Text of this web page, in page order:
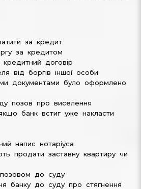
за кредит
за кредитом
договір
від боргів іншої особи
документами було оформлено
позов про виселення
банк встиг уже накласти
напис нотаріуса
продати заставну квартиру чи
до суду
банку до суду про стягнення